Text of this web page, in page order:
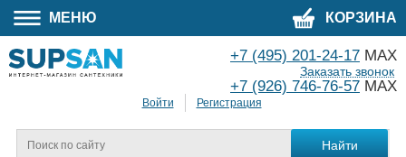
МЕНЮ КОРЗИНА
Войти Регистрация
+7 (495) 201-24-17 MAX
+7 (926) 746-76-57 MAX
Заказать звонок